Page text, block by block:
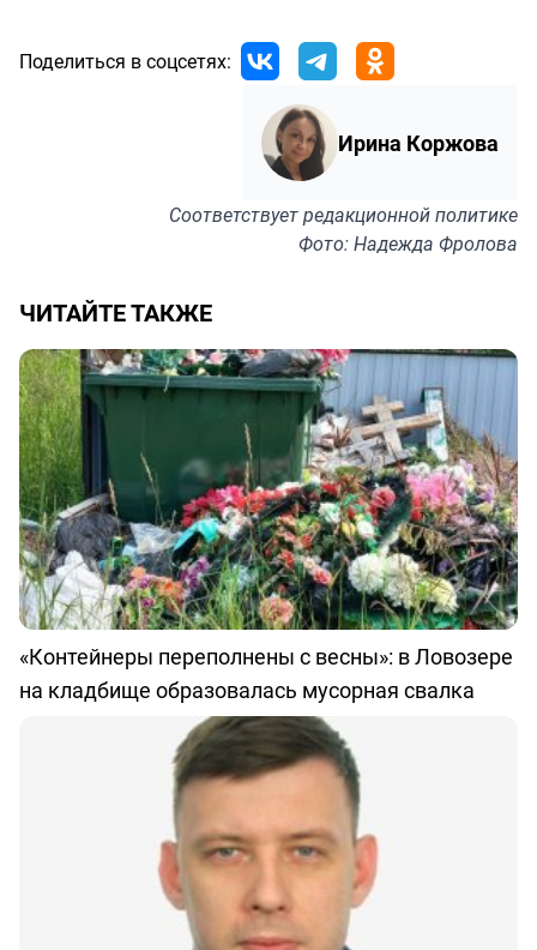
Поделиться в соцсетях:
Ирина Коржова
Соответствуетредакционной политике
Фото: Надежда Фролова
ЧИТАЙТЕ ТАКЖЕ
«Контейнеры переполнены с весны»: в Ловозере
на кладбище образовалась мусорная свалка